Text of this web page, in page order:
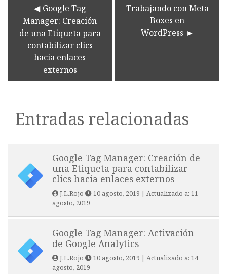
Google Tag
Manager: Creación
de una Etiqueta para
contabilizar clics
hacia enlaces
externos
Trabajando con Meta
Boxes en
WordPress
Entradas relacionadas
Google Tag Manager: Creación de
una Etiqueta para contabilizar
clics hacia enlaces externos
J.L.Rojo 10 agosto, 2019 | Actualizado a:11
agosto, 2019
Google Tag Manager: Activación
de Google Analytics
J.L.Rojo 10 agosto, 2019 | Actualizado a:14
agosto, 2019